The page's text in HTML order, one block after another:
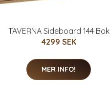
TAVERNA Sideboard 144 Bok
4299 SEK
MER INFO!